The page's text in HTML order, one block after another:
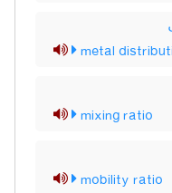
metal
mixing ratio
mobility ratio